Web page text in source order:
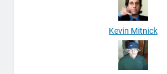
Kevin Mitnick